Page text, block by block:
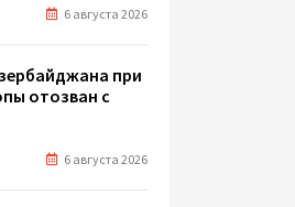
6 августа 2026
при
отозван с
6 августа 2026